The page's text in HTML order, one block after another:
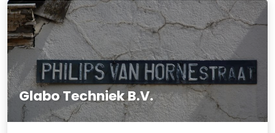
Glabo Techniek B.V.